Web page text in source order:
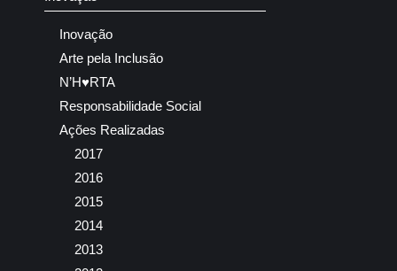
Inovação
Arte pela Inclusão
N’H♥RTA
Responsabilidade Social
Ações Realizadas
2017
2016
2015
2014
2013